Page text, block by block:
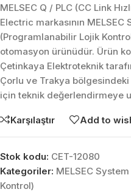
MELSEC Q / PLC (CC Link
Electric markasının MELSEC
(Programlanabilir Lojik
otomasyon ürünüdür. Ürün
Çetinkaya Elektroteknik
Çorlu ve Trakya
için teknik değerlendirmeye
Karşılaştır Add to
Stok kodu: CET-12080
Kategoriler: MELSEC
Kontrol)